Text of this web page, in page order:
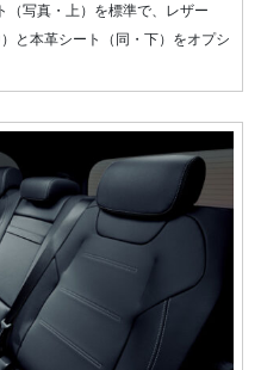
写真・上）を標準で、レザー
と本革シート（同・下）をオプシ